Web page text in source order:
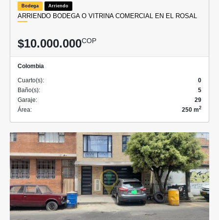
Bodega Arriendo
ARRIENDO BODEGA O VITRINA COMERCIAL EN EL ROSAL
$10.000.000COP
Colombia
Cuarto(s):
0
Baño(s):
5
Garaje:
29
Área:
250 m2